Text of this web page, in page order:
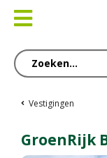
naar
Vestigingen
GroenRijk